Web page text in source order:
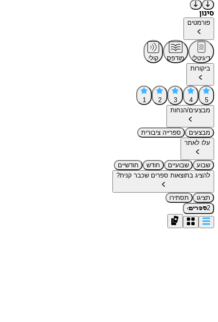
סינון
פורמטים
דיגיטלי מודפס
קולי
ביקורות
5
4
3
2
1
מבצעים/הנחות
מבצעים
ספרייה ציבורית
עלו לאתר
שבוע שבועיים חודש
חודשיים
להציג בתוצאות ספרים שכבר קנית?
תציגו
תסתירו
2ספרים›